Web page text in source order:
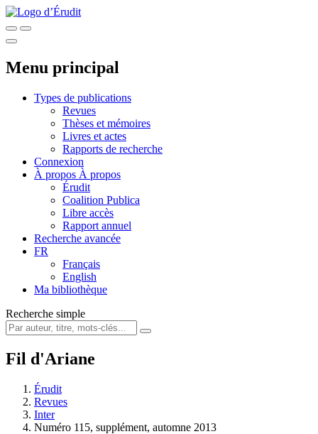
Menu principal
Types de publications
Revues
Thèses et mémoires
Livres et actes
Rapports de recherche
Connexion
À propos À propos
Érudit
Coalition Publica
Libre accès
Rapport annuel
Recherche avancée
FR
Français
English
Ma bibliothèque
Recherche simple
Fil d'Ariane
Érudit
Revues
Inter
Numéro 115, supplément, automne 2013